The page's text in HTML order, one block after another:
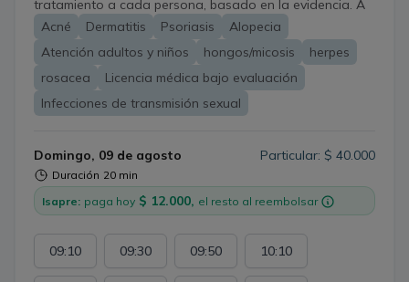
tratamiento a cada persona, basado en la evidencia. A
pesar de las limitaciones propias de la atención a
distancia, es posible evaluar, educar, tratar y hacer
seguimiento de enfermedades de la piel, uñas y cabello,
e infecciones de transmisión sexual. Además, se puede
orientar sobre tratamientos dermatológicos estéticos.
*Algunos casos requerirán evaluación presencial; aun
honesta y responsable.
Acné Dermatitis Psoriasis
Alopecia
Atención adultos y niños
hongos/micosis
herpes
rosacea
Licencia médica bajo evaluación
Infecciones de transmisión sexual
Domingo, 09 de agosto
Duración 20 min
Particular: $ 40.000
Isapre: paga hoy $ 12.000, el resto al reembolsar
09:10 09:30 09:50 10:10